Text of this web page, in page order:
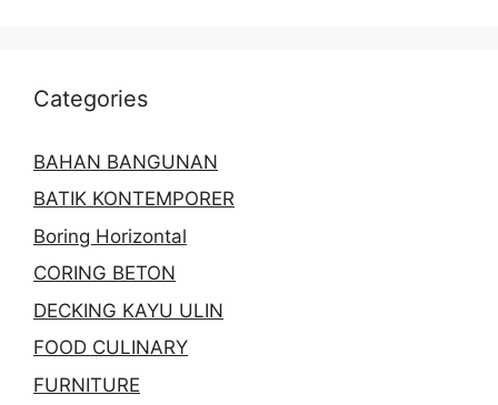
Categories
BAHAN BANGUNAN
BATIK KONTEMPORER
Boring Horizontal
CORING BETON
DECKING KAYU ULIN
FOOD CULINARY
FURNITURE